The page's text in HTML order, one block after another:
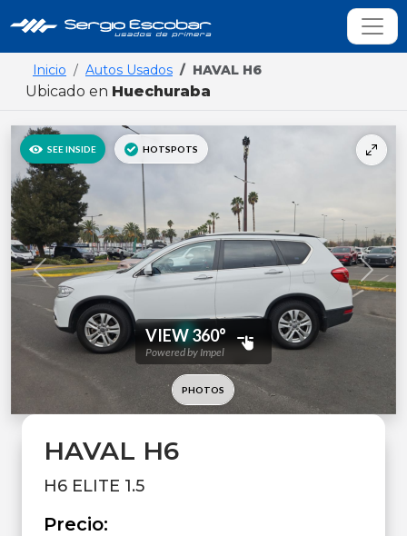
Inicio Autos Usados HAVAL H6
Ubicado en Huechuraba
Previous Next
HAVAL H6
H6 ELITE 1.5
Precio: